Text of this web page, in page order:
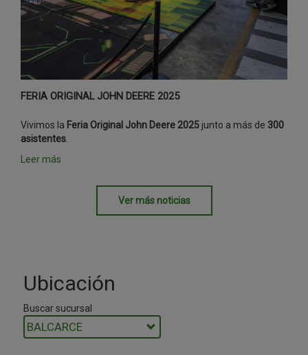
FERIA ORIGINAL JOHN DEERE 2025
Vivimos la Feria Original John Deere 2025 junto a más de 300
asistentes.
Leer más
Ver más noticias
Ubicación
Buscar sucursal